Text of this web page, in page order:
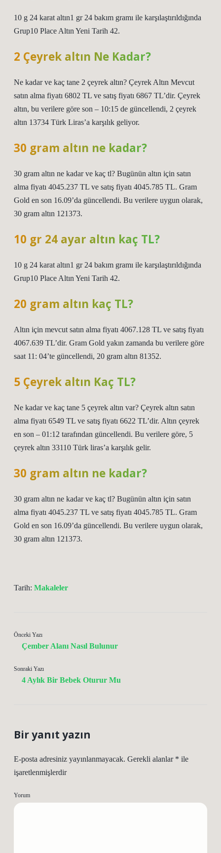
10 g 24 karat altın1 gr 24 bakım gramı ile karşılaştırıldığında
Grup10 Place Altın Yeni Tarih 42.
2 Çeyrek altın Ne Kadar?
Ne kadar ve kaç tane 2 çeyrek altın? Çeyrek Altın Mevcut
satın alma fiyatı 6802 TL ve satış fiyatı 6867 TL’dir. Çeyrek
altın, bu verilere göre son – 10:15 de güncellendi, 2 çeyrek
altın 13734 Türk Liras’a karşılık geliyor.
30 gram altın ne kadar?
30 gram altın ne kadar ve kaç tl? Bugünün altın için satın
alma fiyatı 4045.237 TL ve satış fiyatı 4045.785 TL. Gram
Gold en son 16.09’da güncellendi. Bu verilere uygun olarak,
30 gram altın 121373.
10 gr 24 ayar altın kaç TL?
10 g 24 karat altın1 gr 24 bakım gramı ile karşılaştırıldığında
Grup10 Place Altın Yeni Tarih 42.
20 gram altın kaç TL?
Altın için mevcut satın alma fiyatı 4067.128 TL ve satış fiyatı
4067.639 TL’dir. Gram Gold yakın zamanda bu verilere göre
saat 11: 04’te güncellendi, 20 gram altın 81352.
5 Çeyrek altın Kaç TL?
Ne kadar ve kaç tane 5 çeyrek altın var? Çeyrek altın satın
alma fiyatı 6549 TL ve satış fiyatı 6622 TL’dir. Altın çeyrek
en son – 01:12 tarafından güncellendi. Bu verilere göre, 5
çeyrek altın 33110 Türk liras’a karşılık gelir.
30 gram altın ne kadar?
30 gram altın ne kadar ve kaç tl? Bugünün altın için satın
alma fiyatı 4045.237 TL ve satış fiyatı 4045.785 TL. Gram
Gold en son 16.09’da güncellendi. Bu verilere uygun olarak,
30 gram altın 121373.
Tarih: Makaleler
Önceki Yazı
Çember Alanı Nasıl Bulunur
Sonraki Yazı
4 Aylık Bir Bebek Oturur Mu
Bir yanıt yazın
E-posta adresiniz yayınlanmayacak. Gerekli alanlar * ile
işaretlenmişlerdir
Yorum